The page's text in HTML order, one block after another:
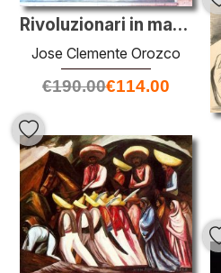
Rivoluzionari in marcia
Jose Clemente Orozco
€190.00€114.00